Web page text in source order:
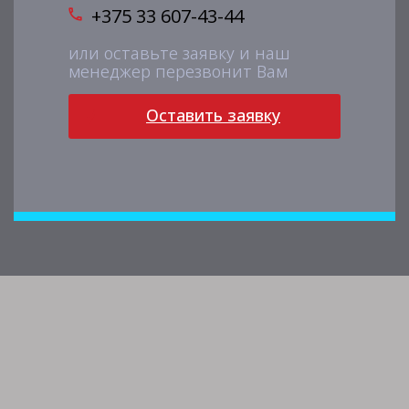
+375 33 607-43-44
или оставьте заявку и наш
менеджер перезвонит Вам
Оставить заявку